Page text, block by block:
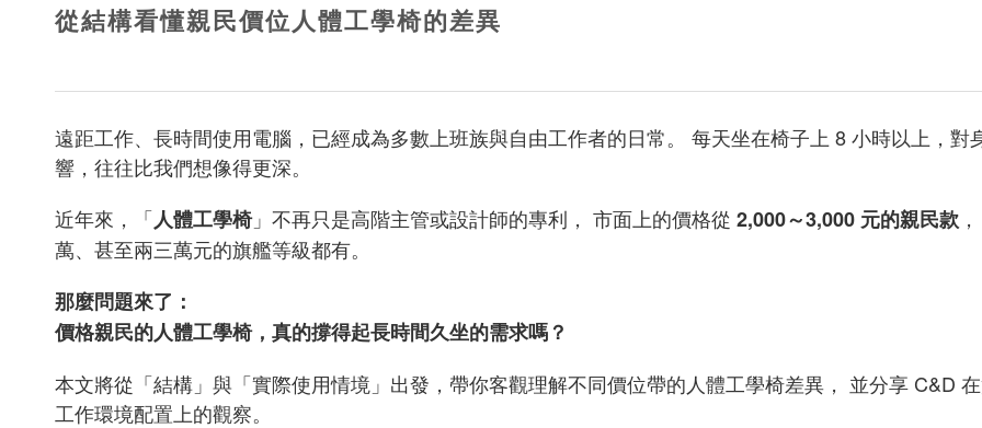
從結構看懂親民價位人體工學椅的差異
遠距工作、長時間使用電腦，已經成為多數上班族與自由工作者的日常。 每天坐在椅子上 8 小時以上，對
響，往往比我們想像得更深。
近年來，「人體工學椅」不再只是高階主管或設計師的專利， 市面上的價格從 2,000～3,000 元的親民款
萬、甚至兩三萬元的旗艦等級都有。
那麼問題來了：
價格親民的人體工學椅，真的撐得起長時間久坐的需求嗎？
本文將從「結構」與「實際使用情境」出發，帶你客觀理解不同價位帶的人體工學椅差異， 並分享 C&D
工作環境配置上的觀察。